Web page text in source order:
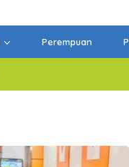
Perempuan